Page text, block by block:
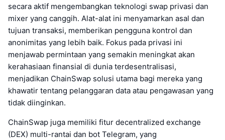
secara aktif mengembangkan teknologi swap privasi dan
mixer yang canggih. Alat-alat ini menyamarkan asal dan
tujuan transaksi, memberikan pengguna kontrol dan
anonimitas yang lebih baik. Fokus pada privasi ini
menjawab permintaan yang semakin meningkat akan
kerahasiaan finansial di dunia terdesentralisasi,
menjadikan ChainSwap solusi utama bagi mereka yang
khawatir tentang pelanggaran data atau pengawasan yang
tidak diinginkan.
ChainSwap juga memiliki fitur decentralized exchange
(DEX) multi-rantai dan bot Telegram, yang